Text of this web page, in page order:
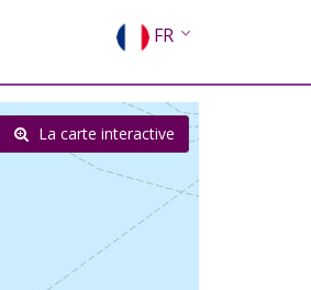
FR
EN
EL
La carte interactive